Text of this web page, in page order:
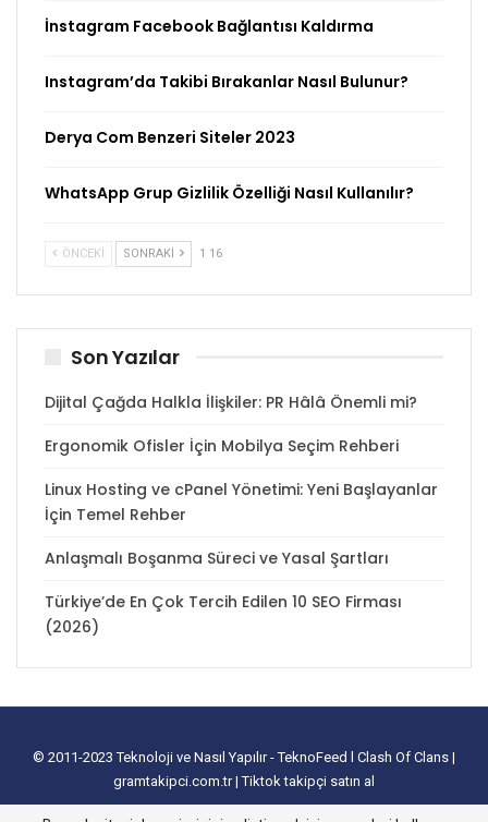
İnstagram Facebook Bağlantısı Kaldırma
Instagram’da Takibi Bırakanlar Nasıl Bulunur?
Derya Com Benzeri Siteler 2023
WhatsApp Grup Gizlilik Özelliği Nasıl Kullanılır?
ÖNCEKI SONRAKI 1 16
Son Yazılar
Dijital Çağda Halkla İlişkiler: PR Hâlâ Önemli mi?
Ergonomik Ofisler İçin Mobilya Seçim Rehberi
Linux Hosting ve cPanel Yönetimi: Yeni Başlayanlar
İçin Temel Rehber
Anlaşmalı Boşanma Süreci ve Yasal Şartları
Türkiye’de En Çok Tercih Edilen 10 SEO Firması
(2026)
© 2011-2023Teknoloji ve Nasıl Yapılır - TeknoFeed Clash Of Clans |
gramtakipci.com.tr|Tiktok takipçi satın al
tanıtım yazısı satın al e-ticaret paketleri İnstagram Türk Takipçi Satın